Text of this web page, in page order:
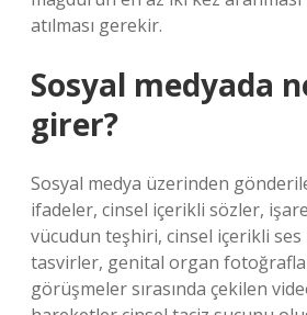
atılması gerekir.
Sosyal medyada
girer?
Sosyal medya üzerinden
ifadeler, cinsel içerikli sözler,
vücudun teşhiri, cinsel içerikli ses
tasvirler, genital organ
görüşmeler sırasında çekilen